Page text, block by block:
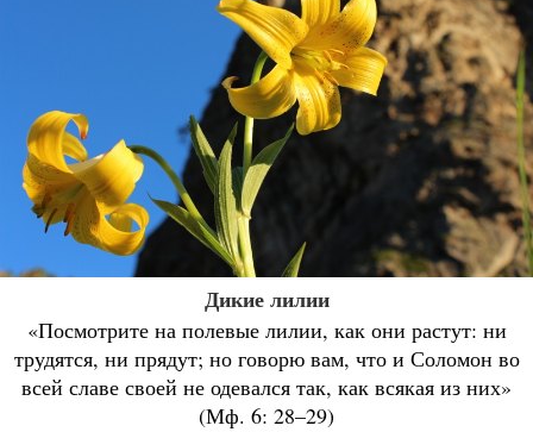
Дикие лилии
«Посмотрите на полевые лилии, как они растут: ни
трудятся, ни прядут; но говорю вам, что и Соломон во
всей славе своей не одевался так, как всякая из них»
(Мф. 6: 28–29)